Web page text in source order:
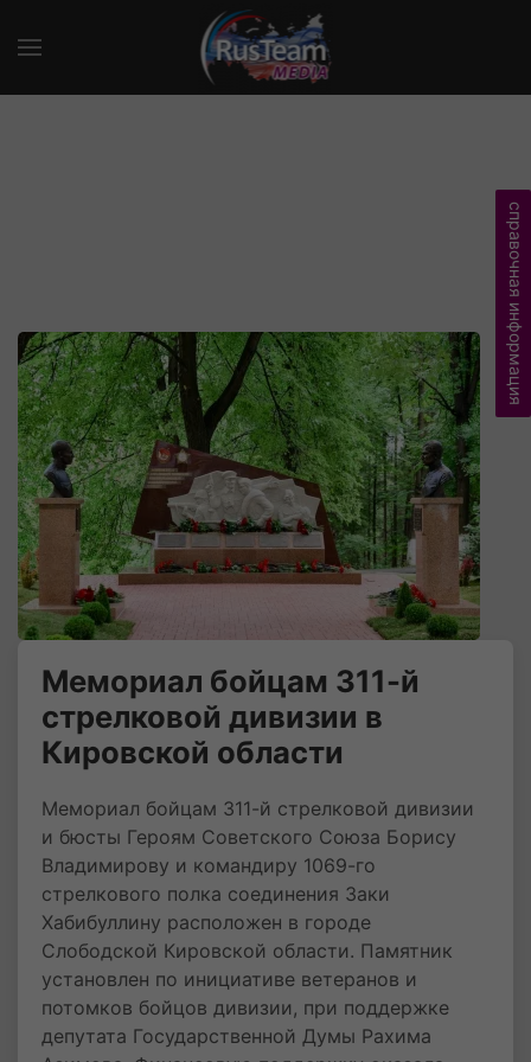
Мемориал бойцам 311-й
стрелковой дивизии в
Кировской области
Мемориал бойцам 311-й стрелковой дивизии
и бюсты Героям Советского Союза Борису
Владимирову и командиру 1069-го
стрелкового полка соединения Заки
Хабибуллину расположен в городе
Слободской Кировской области. Памятник
установлен по инициативе ветеранов и
потомков бойцов дивизии, при поддержке
депутата Государственной Думы Рахима
справочная информация